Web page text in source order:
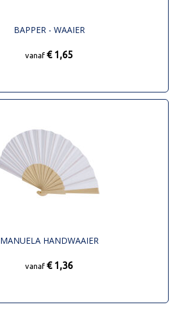
BAPPER - WAAIER
vanaf € 1,65
MANUELA HANDWAAIER
vanaf € 1,36